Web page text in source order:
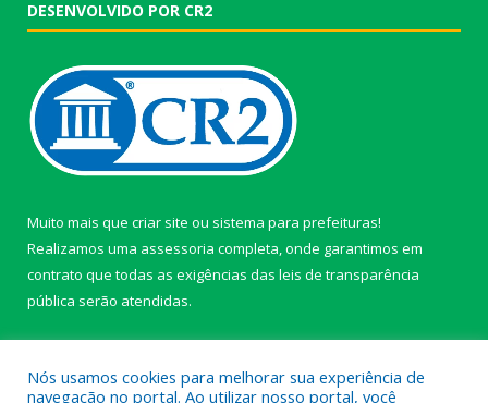
DESENVOLVIDO POR CR2
Muito mais que criar site ou sistema para prefeituras!
Realizamos uma assessoria completa, onde garantimos em
contrato que todas as exigências das leis de transparência
pública serão atendidas.
Nós usamos cookies para melhorar sua experiência de
navegação no portal. Ao utilizar nosso portal, você